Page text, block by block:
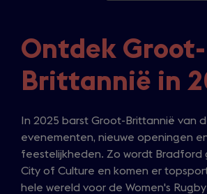
Ontdek Groot-
Brittannië in
In 2025 barst Groot-Brittannië van
evenementen, nieuwe openingen
feestelijkheden. Zo wordt Bradford
City of Culture en komen er
hele wereld voor de Women's